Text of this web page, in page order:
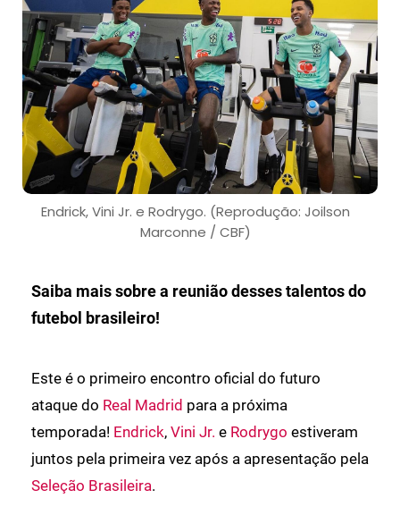
Endrick, Vini Jr. e Rodrygo. (Reprodução: Joilson
Marconne / CBF)
Saiba mais sobre a reunião desses talentos do
futebol brasileiro!
Este é o primeiro encontro oficial do futuro
ataque do Real Madrid para a próxima
temporada! Endrick, Vini Jr. e Rodrygo estiveram
juntos pela primeira vez após a apresentação pela
Seleção Brasileira.